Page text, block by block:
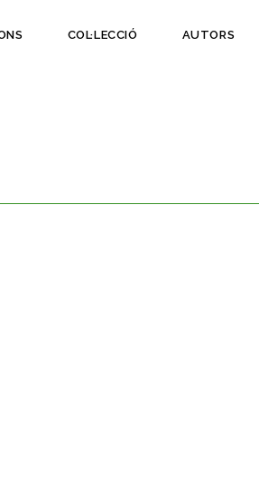
COL·LECCIÓ AUTORS